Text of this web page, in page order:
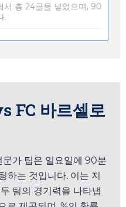
서 총 24골을 넣었으며, 90
.
FC 바르셀로
문가 팁은 일요일에 90분
하는 것입니다. 이는 지
팀의 경기력을 나타냅